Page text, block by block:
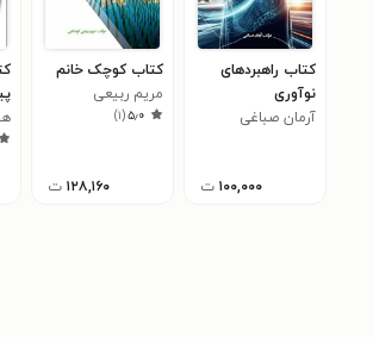
کتاب راهبردهای
نوآوری
آرمان صباغی
۱۰۰,۰۰۰ ت
کتاب کوچک خانم
مریم ربیعی
کوشاهی
۵٫۰(۱)
۱۲۸,۱۶۰ ت